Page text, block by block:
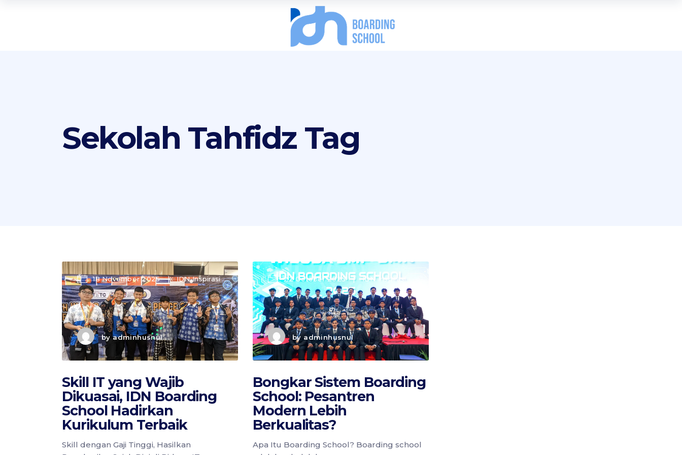
Sekolah Tahfidz Tag
18 November 2025 IDN Inspirasi
byadminhusnul
Skill IT yang Wajib
Dikuasai, IDN Boarding
School Hadirkan
Kurikulum Terbaik
Skill dengan Gaji Tinggi, Hasilkan
22 October 2025 IDN Inspirasi
byadminhusnul
Bongkar Sistem Boarding
School: Pesantren
Modern Lebih
Berkualitas?
Apa Itu Boarding School? Boarding school